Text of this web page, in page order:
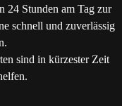
24 Stunden am Tag zur
schnell und zuverlässig
sind in kürzester Zeit